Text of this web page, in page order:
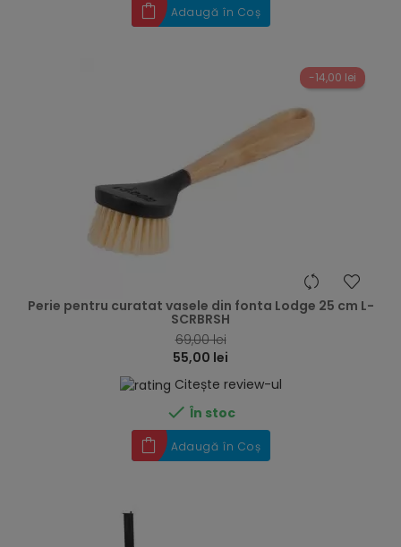
Adaugă în Coș
-14,00 lei
Perie pentru curatat vasele din fonta Lodge 25 cm L-
SCRBRSH
69,00 lei
55,00 lei
Citește review-ul
 În stoc
Adaugă în Coș